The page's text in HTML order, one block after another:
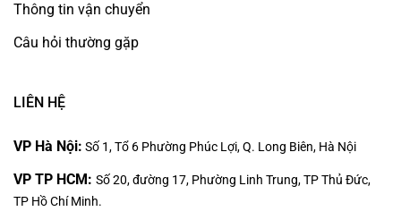
Thông tin vận chuyển
Câu hỏi thường gặp
LIÊN HỆ
VP Hà Nội: Số 1, Tổ 6 Phường Phúc Lợi, Q. Long Biên, Hà Nội
VP TP HCM: Số 20, đường 17, Phường Linh Trung, TP Thủ Đức,
TP Hồ Chí Minh.